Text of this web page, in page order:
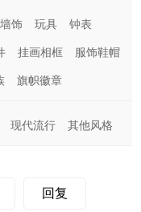
墙饰 玩具 钟表
挂画相框 服饰鞋帽
旗帜徽章
现代流行 其他风格
回复